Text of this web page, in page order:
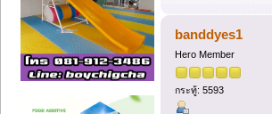
banddyes1
Hero Member
กระทู้: 5593